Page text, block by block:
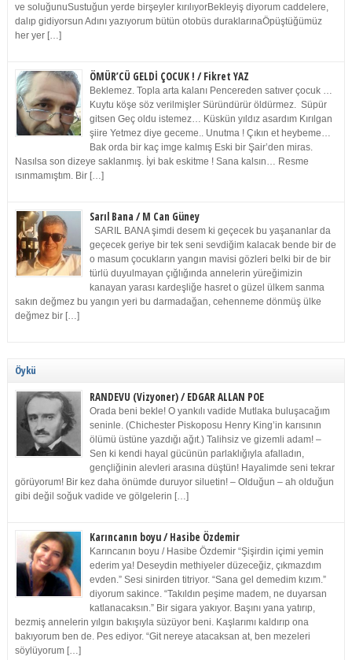
ve soluğunuSustuğun yerde birşeyler kırılıyorBekleyiş diyorum caddelere,
dalıp gidiyorsun Adını yazıyorum bütün otobüs duraklarınaÖpüştüğümüz
her yer […]
ÖMÜR’CÜ GELDİ ÇOCUK ! / Fikret YAZ
Beklemez. Topla arta kalanı Pencereden satıver çocuk …
Kuytu köşe söz verilmişler Süründürür öldürmez. Süpür
gitsen Geç oldu istemez… Küskün yıldız asardım Kırılgan
şiire Yetmez diye geceme.. Unutma ! Çıkın et heybeme…
Bak orda bir kaç imge kalmış Eski bir Şair’den miras.
Nasılsa son dizeye saklanmış. İyi bak eskitme ! Sana kalsın… Resme
ısınmamıştım. Bir […]
Sarıl Bana / M Can Güney
SARIL BANA şimdi desem ki geçecek bu yaşananlar da
geçecek geriye bir tek seni sevdiğim kalacak bende bir de
o masum çocukların yangın mavisi gözleri belki bir de bir
türlü duyulmayan çığlığında annelerin yüreğimizin
kanayan yarası kardeşliğe hasret o güzel ülkem sanma
sakın değmez bu yangın yeri bu darmadağan, cehenneme dönmüş ülke
değmez bir […]
Öykü
RANDEVU (Vizyoner) / EDGAR ALLAN POE
Orada beni bekle! O yankılı vadide Mutlaka buluşacağım
seninle. (Chichester Piskoposu Henry King’in karısının
ölümü üstüne yazdığı ağıt.) Talihsiz ve gizemli adam! –
Sen ki kendi hayal gücünün parlaklığıyla afalladın,
gençliğinin alevleri arasına düştün! Hayalimde seni tekrar
görüyorum! Bir kez daha önümde duruyor siluetin! – Olduğun – ah olduğun
gibi değil soğuk vadide ve gölgelerin […]
Karıncanın boyu / Hasibe Özdemir
Karıncanın boyu / Hasibe Özdemir “Şişirdin içimi yemin
ederim ya! Deseydin methiyeler düzeceğiz, çıkmazdım
evden.” Sesi sinirden titriyor. “Sana gel demedim kızım.”
diyorum sakince. “Takıldın peşime madem, ne duyarsan
katlanacaksın.” Bir sigara yakıyor. Başını yana yatırıp,
bezmiş annelerin yılgın bakışıyla süzüyor beni. Kaşlarımı kaldırıp ona
bakıyorum ben de. Pes ediyor. “Git nereye atacaksan at, ben mezeleri
söylüyorum […]